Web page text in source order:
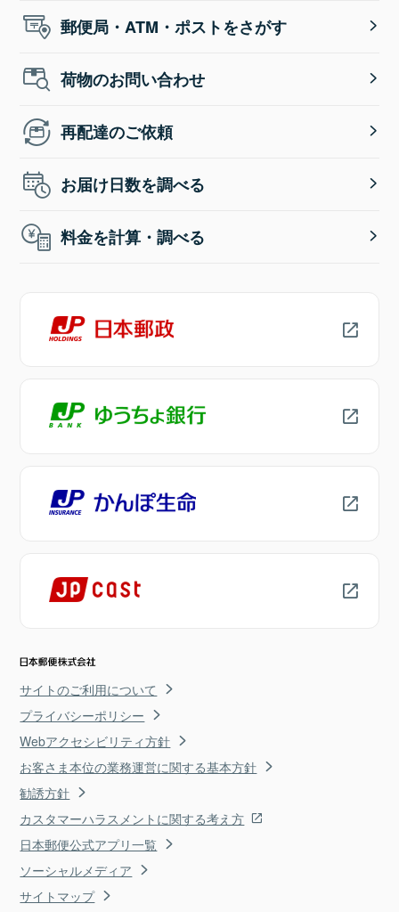
郵便局・ATM・ポストをさがす
荷物のお問い合わせ
再配達のご依頼
お届け日数を調べる
料金を計算・調べる
サイトのご利用について
プライバシーポリシー
Webアクセシビリティ方針
お客さま本位の業務運営に関する基本方針
勧誘方針
カスタマーハラスメントに関する考え方
日本郵便公式アプリ一覧
ソーシャルメディア
サイトマップ